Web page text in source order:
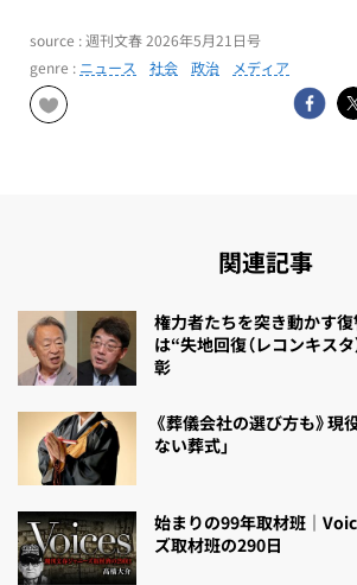
source : 週刊文春 2026年5月21日号
genre : ニュース 社会 政治 メディア
関連記事
権力者たちを突き動かす
は“失地回復（レコンキス
彰
《葬儀会社の選び方も》現
ない葬式」
始まりの99年取材班｜
ズ取材班の290日